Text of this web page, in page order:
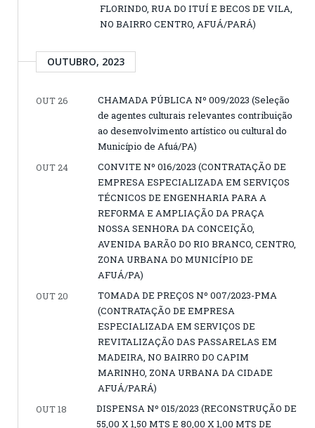
FLORINDO, RUA DO ITUÍ E BECOS DE VILA,
NO BAIRRO CENTRO, AFUÁ/PARÁ)
OUTUBRO, 2023
OUT 26
CHAMADA PÚBLICA Nº 009/2023 (Seleção
de agentes culturais relevantes contribuição
ao desenvolvimento artístico ou cultural do
Município de Afuá/PA)
OUT 24
CONVITE Nº 016/2023 (CONTRATAÇÃO DE
EMPRESA ESPECIALIZADA EM SERVIÇOS
TÉCNICOS DE ENGENHARIA PARA A
REFORMA E AMPLIAÇÃO DA PRAÇA
NOSSA SENHORA DA CONCEIÇÃO,
AVENIDA BARÃO DO RIO BRANCO, CENTRO,
ZONA URBANA DO MUNICÍPIO DE
AFUÁ/PA)
OUT 20
TOMADA DE PREÇOS Nº 007/2023-PMA
(CONTRATAÇÃO DE EMPRESA
ESPECIALIZADA EM SERVIÇOS DE
REVITALIZAÇÃO DAS PASSARELAS EM
MADEIRA, NO BAIRRO DO CAPIM
MARINHO, ZONA URBANA DA CIDADE
AFUÁ/PARÁ)
OUT 18
DISPENSA Nº 015/2023 (RECONSTRUÇÃO DE
55,00 X 1,50 MTS E 80,00 X 1,00 MTS DE